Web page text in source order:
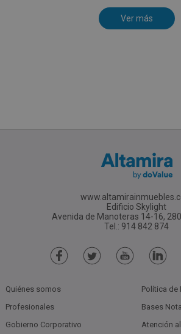
Edificio Skylight
Avenida de Manoteras 14-16,
Tel.: 914 842 874
Quiénes somos
Profesionales
Gobierno Corporativo
Política de
Bases
Atención